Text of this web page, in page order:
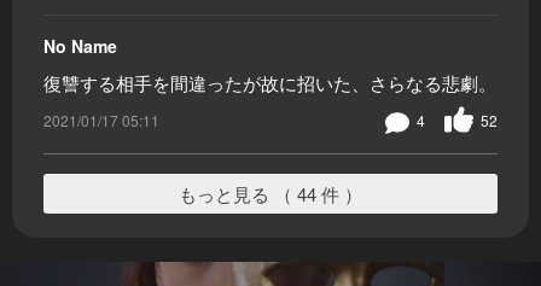
No Name
復讐する相手を間違ったが故に招いた、さらなる悲劇。
2021/01/17 05:11 52
4
もっと見る （ 44 件 ）